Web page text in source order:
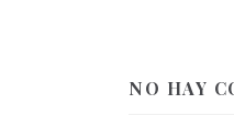
NO HAY